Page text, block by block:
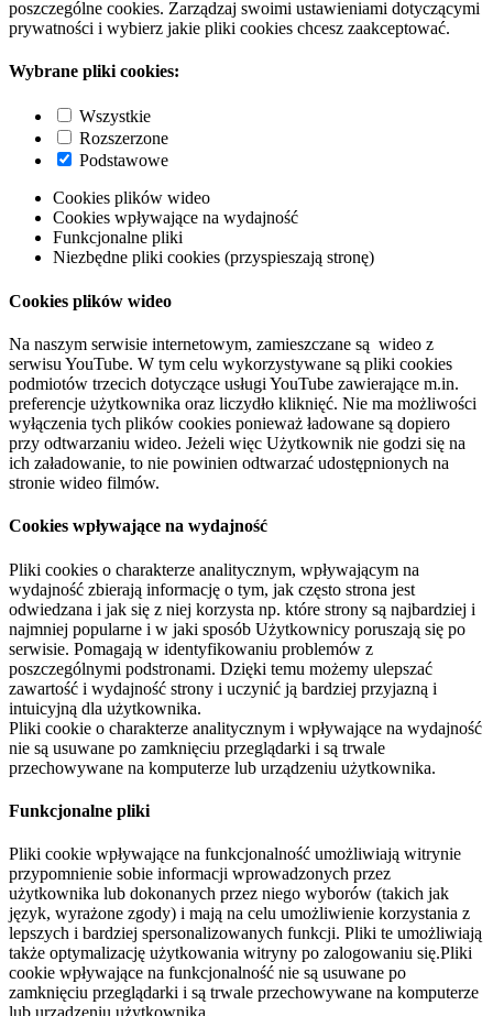
poszczególne cookies. Zarządzaj swoimi ustawieniami dotyczącymi
prywatności i wybierz jakie pliki cookies chcesz zaakceptować.
Wybrane pliki cookies:
Wszystkie
Rozszerzone
Podstawowe
Cookies plików wideo
Cookies wpływające na wydajność
Funkcjonalne pliki
Niezbędne pliki cookies (przyspieszają stronę)
Cookies plików wideo
Na naszym serwisie internetowym, zamieszczane są wideo z
serwisu YouTube. W tym celu wykorzystywane są pliki cookies
podmiotów trzecich dotyczące usługi YouTube zawierające m.in.
preferencje użytkownika oraz liczydło kliknięć. Nie ma możliwości
wyłączenia tych plików cookies ponieważ ładowane są dopiero
przy odtwarzaniu wideo. Jeżeli więc Użytkownik nie godzi się na
ich załadowanie, to nie powinien odtwarzać udostępnionych na
stronie wideo filmów.
Cookies wpływające na wydajność
Pliki cookies o charakterze analitycznym, wpływającym na
wydajność zbierają informację o tym, jak często strona jest
odwiedzana i jak się z niej korzysta np. które strony są najbardziej i
najmniej popularne i w jaki sposób Użytkownicy poruszają się po
serwisie. Pomagają w identyfikowaniu problemów z
poszczególnymi podstronami. Dzięki temu możemy ulepszać
zawartość i wydajność strony i uczynić ją bardziej przyjazną i
intuicyjną dla użytkownika.
Pliki cookie o charakterze analitycznym i wpływające na wydajność
nie są usuwane po zamknięciu przeglądarki i są trwale
przechowywane na komputerze lub urządzeniu użytkownika.
Funkcjonalne pliki
Pliki cookie wpływające na funkcjonalność umożliwiają witrynie
przypomnienie sobie informacji wprowadzonych przez
użytkownika lub dokonanych przez niego wyborów (takich jak
język, wyrażone zgody) i mają na celu umożliwienie korzystania z
lepszych i bardziej spersonalizowanych funkcji. Pliki te umożliwiają
także optymalizację użytkowania witryny po zalogowaniu się.Pliki
cookie wpływające na funkcjonalność nie są usuwane po
zamknięciu przeglądarki i są trwale przechowywane na komputerze
lub urządzeniu użytkownika.